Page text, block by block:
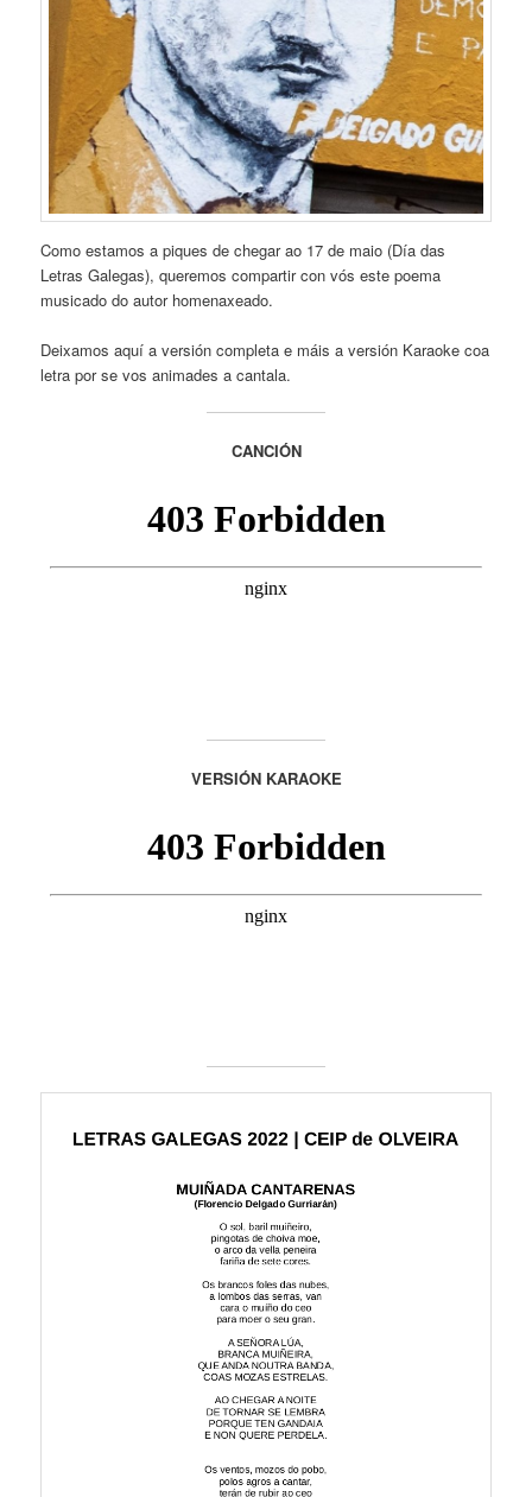
Como estamos a piques de chegar ao 17 de maio (Día das
Letras Galegas), queremos compartir con vós este poema
musicado do autor homenaxeado.
Deixamos aquí a versión completa e máis a versión Karaoke coa
letra por se vos animades a cantala.
CANCIÓN
VERSIÓN KARAOKE